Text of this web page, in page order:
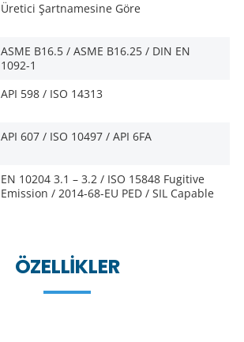
Üretici Şartnamesine Göre
ASME B16.5 / ASME B16.25 / DIN EN
1092-1
API 598 / ISO 14313
API 607 / ISO 10497 / API 6FA
EN 10204 3.1 – 3.2 / ISO 15848 Fugitive
Emission / 2014-68-EU PED / SIL Capable
ÖZELLIKLER